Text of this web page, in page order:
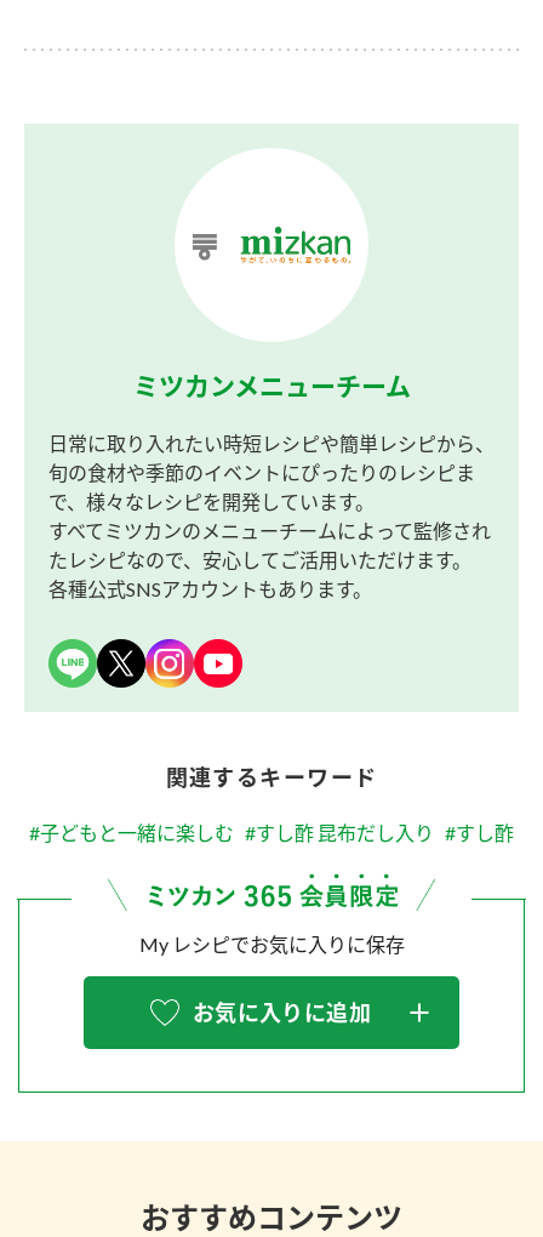
ミツカンメニューチーム
日常に取り入れたい時短レシピや簡単レシピから、
旬の食材や季節のイベントにぴったりのレシピま
で、様々なレシピを開発しています。
すべてミツカンのメニューチームによって監修され
たレシピなので、安心してご活用いただけます。
各種公式SNSアカウントもあります。
関連するキーワード
#子どもと一緒に楽しむ #すし酢 昆布だし入り #すし酢
My レシピでお気に入りに保存
お気に入りに追加
おすすめコンテンツ